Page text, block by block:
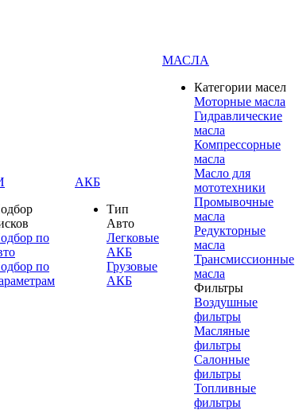
по
по
АКБ
Тип
Авто
Легковые
АКБ
Грузовые
АКБ
МАСЛА
Категории масел
Моторные масла
Гидравлические
масла
Компрессорные
масла
Масло для
мототехники
Промывочные
масла
Редукторные
масла
Трансмиссионные
масла
Фильтры
Воздушные
фильтры
Масляные
фильтры
Салонные
фильтры
Топливные
фильтры